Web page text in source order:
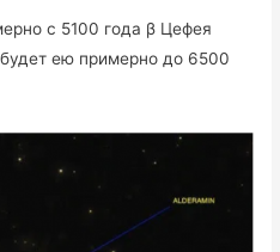
с 5100 года β Цефея
ею примерно до 6500